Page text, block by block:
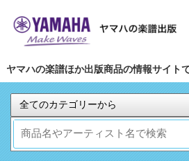
ヤマハの楽譜ほか出版商品の情報サイトで